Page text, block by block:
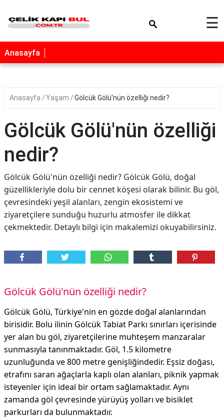
☰
Anasayfa
Anasayfa Yaşam Gölcük Gölü'nün özelliği nedir?
Gölcük Gölü'nün özelliği
nedir?
Gölcük Gölü'nün özelliği nedir? Gölcük Gölü, doğal
güzellikleriyle dolu bir cennet köşesi olarak bilinir. Bu göl,
çevresindeki yeşil alanları, zengin ekosistemi ve
ziyaretçilere sunduğu huzurlu atmosfer ile dikkat
çekmektedir. Detaylı bilgi için makalemizi okuyabilirsiniz.
Gölcük Gölü'nün özelliği nedir?
Gölcük Gölü, Türkiye'nin en gözde doğal alanlarından
birisidir. Bolu ilinin Gölcük Tabiat Parkı sınırları içerisinde
yer alan bu göl, ziyaretçilerine muhteşem manzaralar
sunmasıyla tanınmaktadır. Göl, 1.5 kilometre
uzunluğunda ve 800 metre genişliğindedir. Eşsiz doğası,
etrafını saran ağaçlarla kaplı olan alanları, piknik yapmak
isteyenler için ideal bir ortam sağlamaktadır. Aynı
zamanda göl çevresinde yürüyüş yolları ve bisiklet
parkurları da bulunmaktadır.